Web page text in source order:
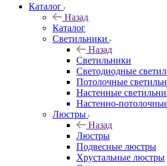
Каталог
Назад
Каталог
Светильники
Назад
Светильники
Светодиодные
Потолочные
Настенные
Настенно-
Люстры
Назад
Люстры
Подвесные люстры
Хрустальные люстры